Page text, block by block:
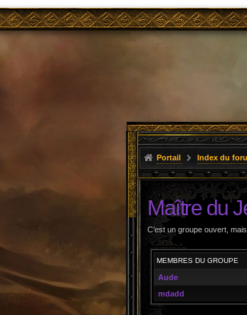
Portail Index du
Maître du
C’est un groupe ouvert,
MEMBRES DU GROUPE
Aude
mdadd